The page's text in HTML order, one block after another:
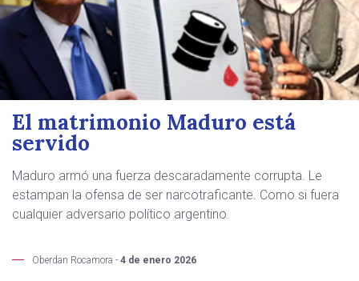
El matrimonio Maduro está
servido
Maduro armó una fuerza descaradamente corrupta. Le
estampan la ofensa de ser narcotraficante. Como si fuera
cualquier adversario político argentino.
Oberdan Rocamora - 4 de enero 2026